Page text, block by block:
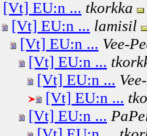
[Vt] EU:n ... tkorkka
[Vt] EU:n ... lamisil
[Vt] EU:n ... Vee-
[Vt] EU:n ...
[Vt] EU:n ...
[Vt] EU:n ...
[Vt] EU:n ...